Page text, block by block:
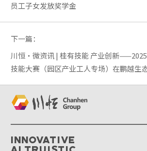
员工子女发放奖学金
下一篇：
川恒·微资讯 | 桂有技能 产业创新
技能大赛（园区产业工人专场）在鹏越生
Innovative